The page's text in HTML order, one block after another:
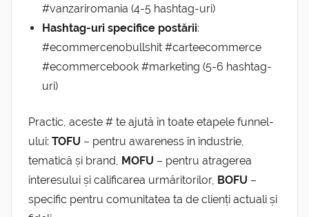
#vanzariromania (4-5 hashtag-uri)
Hashtag-uri specifice postării:
#ecommercenobullshit #carteecommerce
#ecommercebook #marketing (5-6 hashtag-
uri)
Practic, aceste # te ajută în toate etapele funnel-
ului: TOFU – pentru awareness în industrie,
tematică și brand, MOFU – pentru atragerea
interesului și calificarea urmăritorilor, BOFU –
specific pentru comunitatea ta de clienți actuali și